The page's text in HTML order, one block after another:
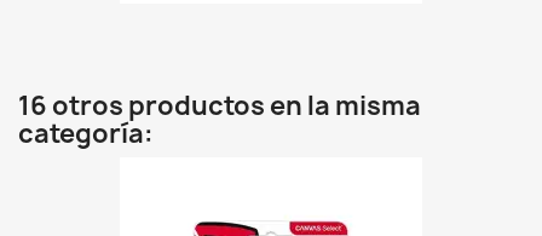
16 otros productos en la misma
categoría: